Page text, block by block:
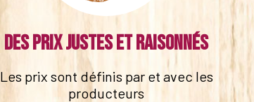
Des prix justes et raisonnés
Les prix sont définis par et avec les
producteurs